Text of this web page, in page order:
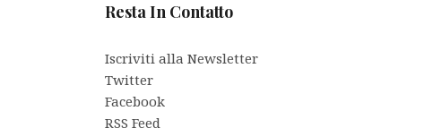
Resta In Contatto
Iscriviti alla Newsletter
Twitter
Facebook
RSS Feed